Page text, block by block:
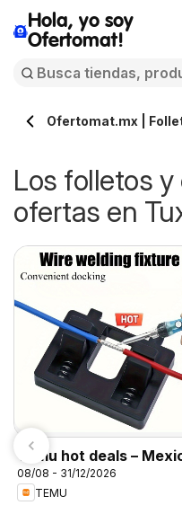
Hola, yo soy
Ofertomat!
Ofertomat.mx |
Los folletos
ofertas en
Temu hot deals –
08/08 - 31/12/2026
TEMU